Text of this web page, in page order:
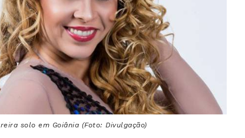
solo em Goiânia (Foto: Divulgação)